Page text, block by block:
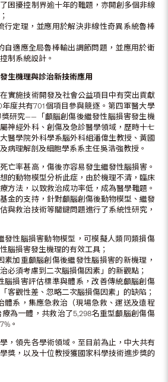
困擾控制界逾十年的難題，亦開創多個非線
定理，並應用於解決非線性奇異系統魯棒
適應全局魯棒輸出調節問題，並應用於衛
制系統設計。
生機理與診治新技術應用
實施技術開發及社會公益項目中有突出貢獻
度共有701個項目參與競逐。第四軍醫大學
研究——「顱腦創傷後繼發性腦損害發生機
神經外科、創傷及急診醫學領域，歷時十七
醫學院外科學系腦外科組潘偉生教授、黃國
病理解剖及細胞學系系主任吳浩強教授。
亡率甚高，傷後亦容易發生繼發性腦損害。
的動物模型分析此症，由於機理不清，臨床
方法，以致救治成功率低，成為醫學難題。
金的支持，針對顱腦創傷後動物模型、繼發
與救治技術等關鍵問題進行了系統性研究，
性腦損害動物模型，可模擬人類同類損傷
腦損害發生機理的有效工具；
加重顱腦創傷後繼發性腦損害的新機理，
必須考慮到二次腦損傷因素」的新觀點；
損害評估標準與體系，改善傳統顱腦創傷
客觀性差、忽略二次腦損傷因素」的缺陷；
系，集應急救治（現場急救、運送及遠程
為一體，共救治了5,298名重型顱腦創傷傷
。
，領先各學術領域。至目前為止，中大共有
獎，以及十位教授獲國家科學技術進步獎的